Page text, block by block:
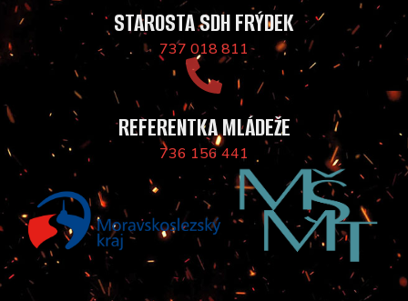
STAROSTA SDH FRÝDEK
737 018 811
REFERENTKA MLÁDEŽE
736 156 441